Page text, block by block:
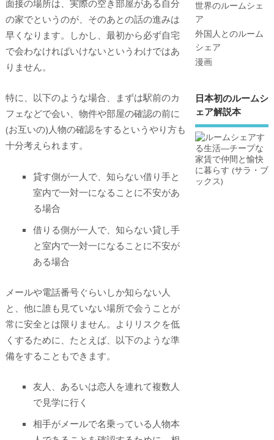
面接の場所は、実際の空き部屋がある自分
の家でというのが、そのあとの話の進みは
早くなります。しかし、最初から必ず自宅
で会わなければいけないというわけではあ
りません。
特に、以下のような場合、まずは駅前のカ
フェなどで会い、物件や部屋の確認の前に
(お互いの)人物の確認をするというやり方も
十分考えられます。
貸す側が一人で、知らない借り手と
室内で一対一になることに不安があ
る場合
借りる側が一人で、知らない貸し手
と室内で一対一になることに不安が
ある場合
メールや電話番号ぐらいしか知らない人
と、他に誰も見ていない場所で会うことが
常に安全とは限りません。よりリスクを低
くするために、たとえば、以下のような準
備をすることもできます。
友人、あるいは恋人を連れて複数人
で見学に行く
相手がメールで名乗っている人物本
世界のルームシェ
ア
外国人とのルーム
シェア
漫画
日本初のルームシ
ェア解説本